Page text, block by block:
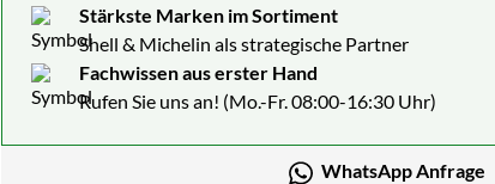
Stärkste Marken im Sortiment
Shell & Michelin als strategische Partner
Fachwissen aus erster Hand
Rufen Sie uns an! (Mo.-Fr. 08:00-16:30 Uhr)
WhatsApp Anfrage